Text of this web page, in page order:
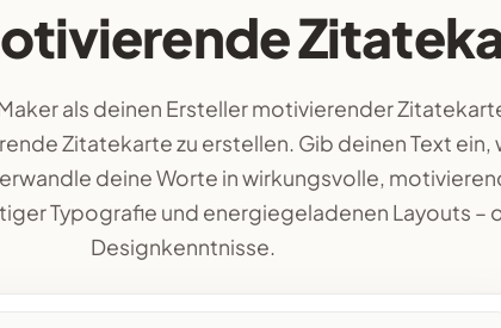
als deinen Ersteller motivierender
Zitatekarte zu erstellen. Gib deinen Text ein,
deine Worte in wirkungsvolle,
Typografie und energiegeladenen Layouts –
Designkenntnisse.